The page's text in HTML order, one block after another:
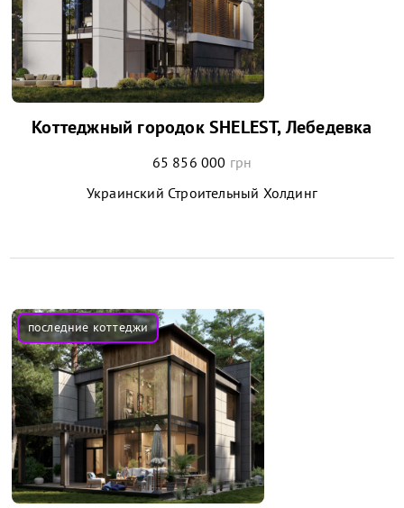
Коттеджный городок SHELEST, Лебедевка
65 856 000 грн
Украинский Строительный Холдинг